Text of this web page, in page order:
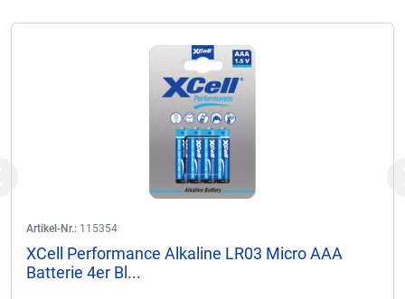
Artikel-Nr.: 115354
XCell Performance Alkaline LR03 Micro AAA
Batterie 4er Bl...